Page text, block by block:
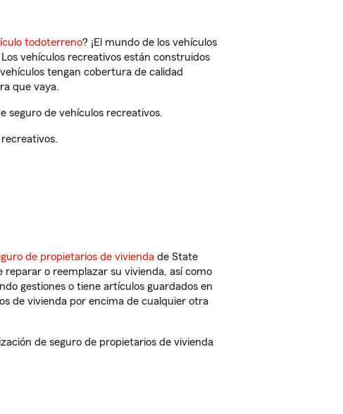
todoterreno? ¡El mundo de los vehículos
vehículos recreativos están construidos
tengan cobertura de calidad
que vaya.
seguro de vehículos recreativos.
de propietarios de vivienda de State
o reemplazar su vivienda, así como
gestiones o tiene artículos guardados en
de vivienda por encima de cualquier otra
de seguro de propietarios de vivienda